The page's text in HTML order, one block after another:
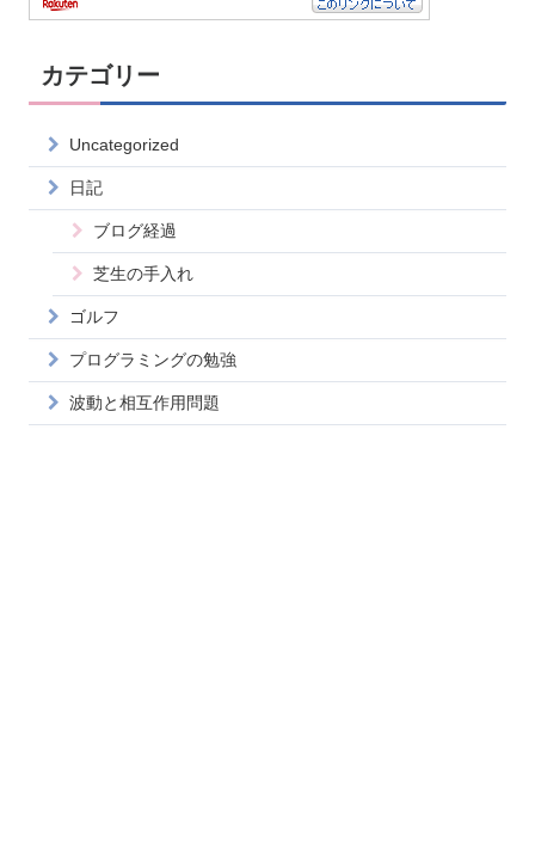
カテゴリー
Uncategorized
日記
ブログ経過
芝生の手入れ
ゴルフ
プログラミングの勉強
波動と相互作用問題